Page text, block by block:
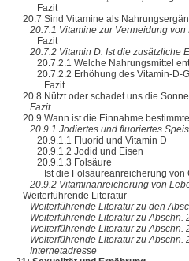
Fazit
20.7 Sind Vitamine als
20.7.1 Vitamine zur Vermeidung
Fazit
20.7.2 Vitamin D: Ist die zusätzliche
20.7.2.1 Welche Nahrungsmittel
20.7.2.2 Erhöhung des Vitamin-D-
Fazit
20.8 Nützt oder schadet uns die
Fazit
20.9 Wann ist die Einnahme
20.9.1 Jodiertes und fluoriertes
20.9.1.1 Fluorid und Vitamin D
20.9.1.2 Jodid und Eisen
20.9.1.3 Folsäure
Ist die Folsäureanreicherung
20.9.2 Vitaminanreicherung von
Weiterführende Literatur
Weiterführende Literatur zu den
Weiterführende Literatur zu Abschn.
Weiterführende Literatur zu Abschn.
Weiterführende Literatur zu Abschn.
Internetadresse